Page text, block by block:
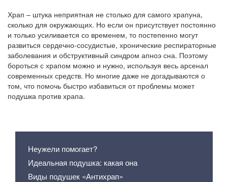
Храп – штука неприятная не столько для самого храпуна,
сколько для окружающих. Но если он присутствует постоянно
и только усиливается со временем, то постепенно могут
развиться сердечно-сосудистые, хронические респираторные
заболевания и обструктивный синдром апноэ сна. Поэтому
бороться с храпом можно и нужно, используя весь арсенал
современных средств. Но многие даже не догадываются о
том, что помочь быстро избавиться от проблемы может
подушка против храпа.
Неужели помогает?
Идеальная подушка: какая она
Виды подушек «Антихрап»